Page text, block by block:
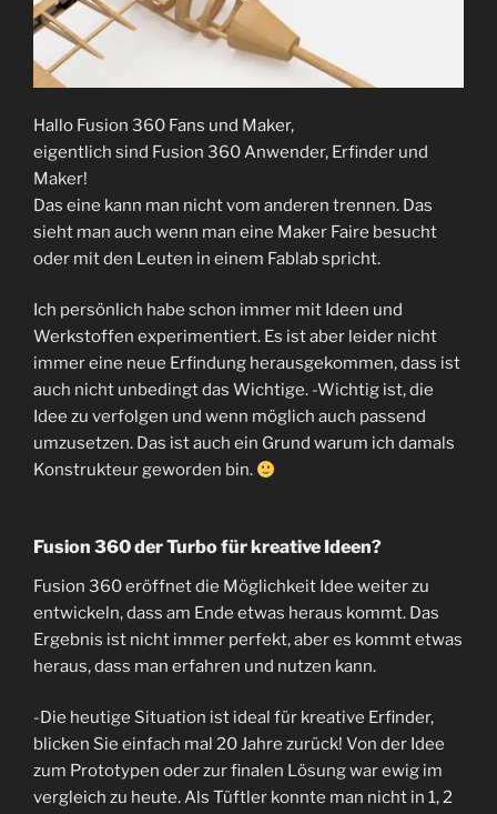
Hallo Fusion 360 Fans und Maker,
eigentlich sind Fusion 360 Anwender, Erfinder und
Maker!
Das eine kann man nicht vom anderen trennen. Das
sieht man auch wenn man eine Maker Faire besucht
oder mit den Leuten in einem Fablab spricht.
Ich persönlich habe schon immer mit Ideen und
Werkstoffen experimentiert. Es ist aber leider nicht
immer eine neue Erfindung herausgekommen, dass ist
auch nicht unbedingt das Wichtige. -Wichtig ist, die
Idee zu verfolgen und wenn möglich auch passend
umzusetzen. Das ist auch ein Grund warum ich damals
Konstrukteur geworden bin.
Fusion 360 der Turbo für kreative Ideen?
Fusion 360 eröffnet die Möglichkeit Idee weiter zu
entwickeln, dass am Ende etwas heraus kommt. Das
Ergebnis ist nicht immer perfekt, aber es kommt etwas
heraus, dass man erfahren und nutzen kann.
-Die heutige Situation ist ideal für kreative Erfinder,
blicken Sie einfach mal 20 Jahre zurück! Von der Idee
zum Prototypen oder zur finalen Lösung war ewig im
vergleich zu heute. Als Tüftler konnte man nicht in 1, 2